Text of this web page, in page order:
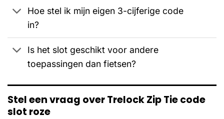
Hoe stel ik mijn eigen 3-cijferige code
in?
Is het slot geschikt voor andere
toepassingen dan fietsen?
Stel een vraag over Trelock Zip Tie code
slot roze